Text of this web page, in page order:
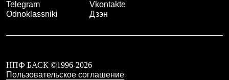
Telegram
Vkontakte
Odnoklassniki
Дзэн
НПФ БАСК ©1996-2026
Пользовательское соглашение